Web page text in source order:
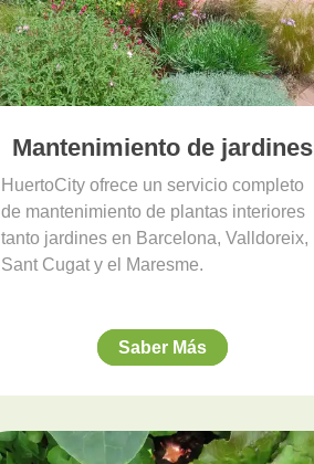
Mantenimiento de jardines
HuertoCity ofrece un servicio completo
de mantenimiento de plantas interiores
tanto jardines en Barcelona, Valldoreix,
Sant Cugat y el Maresme.
Saber Más